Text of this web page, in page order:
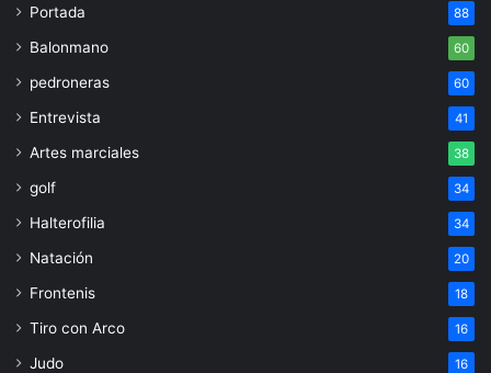
Portada 88
Balonmano 60
pedroneras 60
Entrevista 41
Artes marciales 38
golf 34
Halterofilia 34
Natación 20
Frontenis 18
Tiro con Arco 16
Judo 16